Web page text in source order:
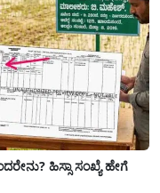
ಹಿಸ್ಸಾ ಸಂಖ್ಯೆ ಹೇಗೆ